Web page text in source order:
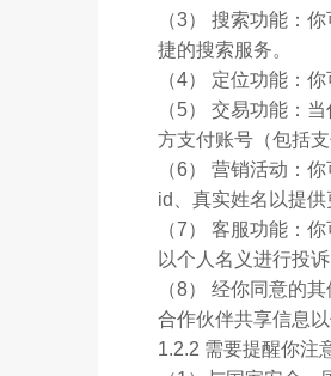
（3） 搜索功能：
捷的搜索服务。
（4） 定位功能：
（5） 交易功能：
方支付账号（包括
（6） 营销活动：
id、真实姓名以提供
（7） 客服功能：
以个人名义进行投
（8） 经你同意的
合作伙伴共享信息
1.2.2 需要提醒你注